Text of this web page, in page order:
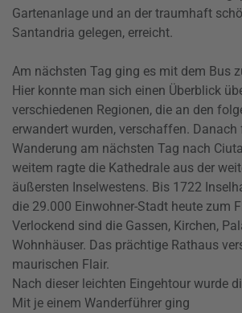
Gartenanlage und an der traumhaft
Santandria gelegen, erreicht.
Am nächsten Tag ging es mit dem Bus
Hier konnte man sich einen Überblick
verschiedenen Regionen, die an den
erwandert wurden, verschaffen. Danach
Wanderung am nächsten Tag nach
weitem ragte die Kathedrale aus der
äußersten Inselwestens. Bis 1722
die 29.000 Einwohner-Stadt heute zum
Verlockend sind die Gassen, Kirchen,
Wohnhäuser. Das prächtige Rathaus
maurischen Flair.
Nach dieser leichten Eingehtour wurde
Mit je einem Wanderführer ging